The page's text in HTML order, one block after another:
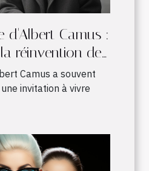
d'Albert Camus :
réinvention de
les enfants
Camus a souvent
invitation à vivre